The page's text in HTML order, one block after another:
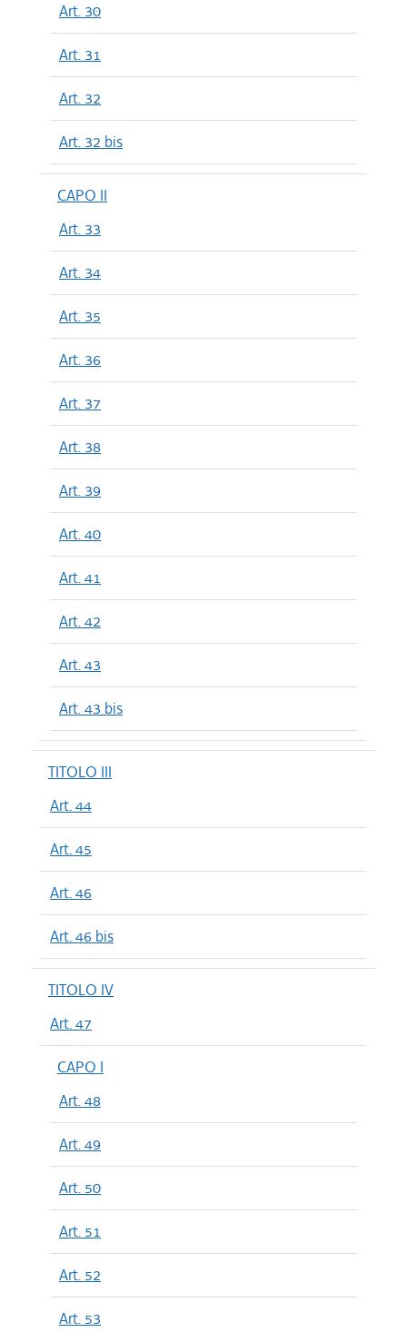
Art. 30
Art. 31
Art. 32
Art. 32 bis
CAPO II
Art. 33
Art. 34
Art. 35
Art. 36
Art. 37
Art. 38
Art. 39
Art. 40
Art. 41
Art. 42
Art. 43
Art. 43 bis
TITOLO III
Art. 44
Art. 45
Art. 46
Art. 46 bis
TITOLO IV
Art. 47
CAPO I
Art. 48
Art. 49
Art. 50
Art. 51
Art. 52
Art. 53